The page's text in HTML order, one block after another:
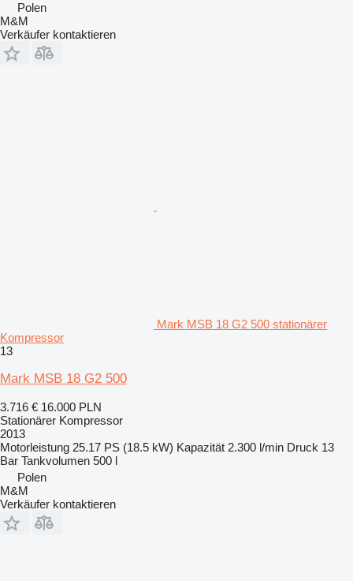
Polen
M&M
Verkäufer kontaktieren
Mark MSB 18 G2 500 stationärer
Kompressor
13
Mark MSB 18 G2 500
3.716 € 16.000 PLN
Stationärer Kompressor
2013
Motorleistung 25.17 PS (18.5 kW) Kapazität 2.300 l/min Druck 13
Bar Tankvolumen 500 l
Polen
M&M
Verkäufer kontaktieren